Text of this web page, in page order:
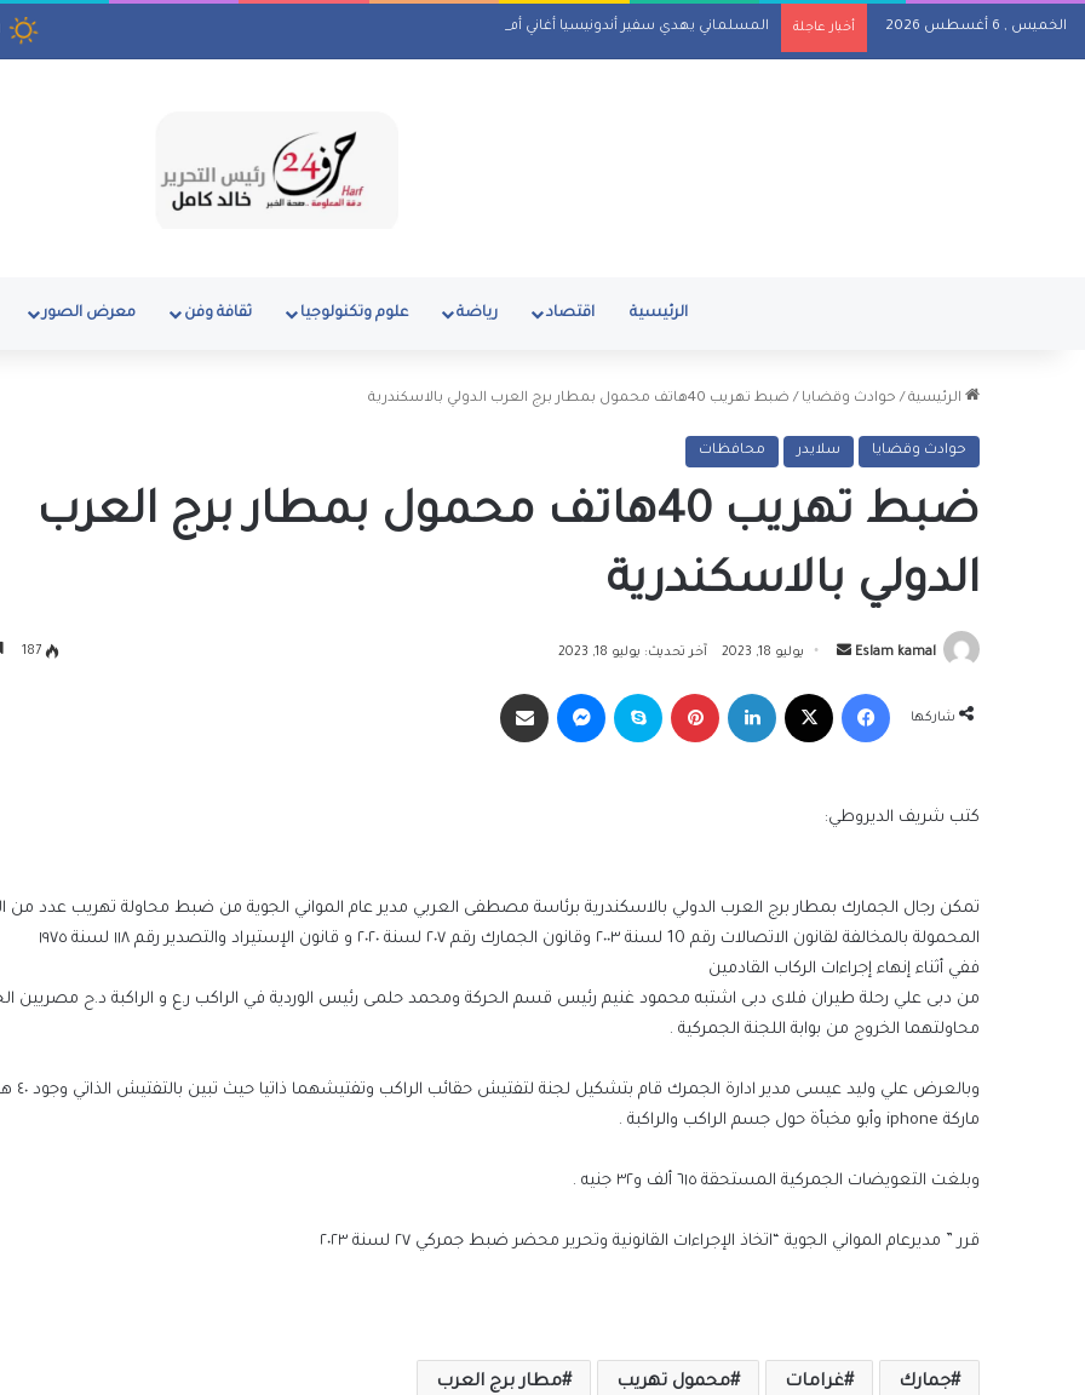
الخميس , 6 أغسطس 2026 أخبار عاجلة المسلماني يهدي سفير أندونيسيا أغاني أم كلثوم وكتاب ماسبيرو “إسلام بلا أحزاب”
الرئيسية اقتصاد رياضة علوم وتكنولوجيا ثقافة وفن معرض الصور
الرئيسية / حوادث وقضايا / ضبط تهريب 40هاتف محمول بمطار برج العرب الدولي بالاسكندرية
حوادث وقضايا سلايدر محافظات
ضبط تهريب 40هاتف محمول بمطار برج العرب
الدولي بالاسكندرية
Eslam kamal
أرسل
إلكترونيا
يوليو 18, 2023 آخر تحديث: يوليو 18, 2023 187
شاركها
فيسبوك لينكدإن بينتيريست سكايب ماسنجر
كتب شريف الديروطي:
تمكن رجال الجمارك بمطار برج العرب الدولي بالاسكندرية برئاسة مصطفى العربي مدير عام المواني الجوية من ضبط محاولة تهريب عدد من
المحمولة بالمخالفة لقانون الاتصالات رقم 10 لسنة ٢٠٠٣ وقانون الجمارك رقم ٢٠٧ لسنة ٢٠٢٠ و قانون الإستيراد والتصدير رقم ١١٨ لسنة ١٩٧٥
ففي أثناء إنهاء إجراءات الركاب القادمين
من دبى علي رحلة طيران فلاى دبى اشتبه محمود غنيم رئيس قسم الحركة ومحمد حلمى رئيس الوردية في الراكب ر.ع و الراكبة د.ح مصريين
محاولتهما الخروج من بوابة اللجنة الجمركية .
وبالعرض علي
ماركة iphone وأبو مخبأة حول جسم الراكب والراكبة .
وبلغت التعويضات الجمركية المستحقة ٦١٥ ألف و٣٢ جنيه .
قرر ” مديرعام المواني الجوية “اتخاذ الإجراءات القانونية وتحرير محضر ضبط جمركي ٢٧ لسنة ٢٠٢٣
جمارك غرامات محمول تهريب مطار برج العرب